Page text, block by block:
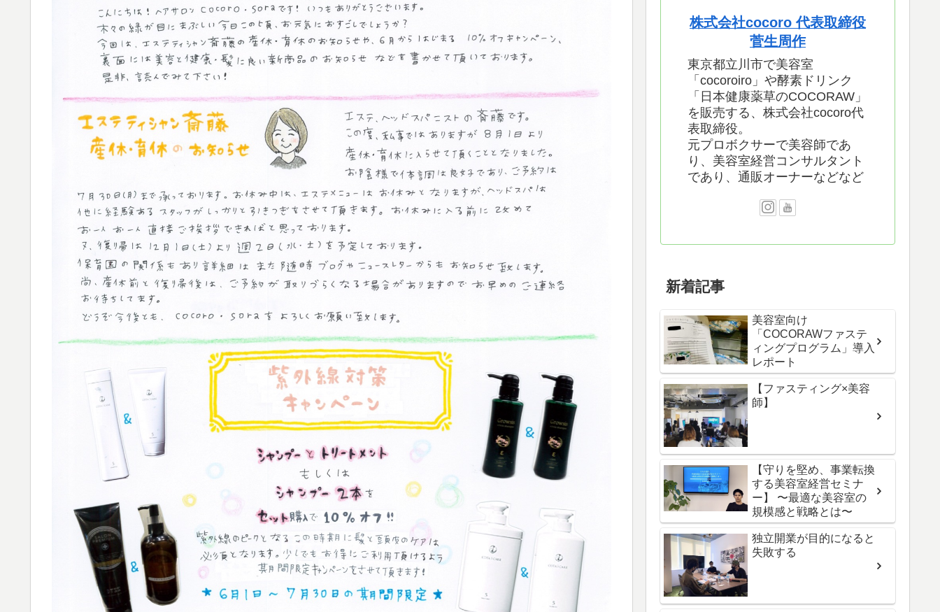
株式会社cocoro 代表取締役
菅生周作
東京都立川市で美容室
「cocoroiro」や酵素ドリンク
「日本健康薬草のCOCORAW」
を販売する、株式会社cocoro代
表取締役。
元プロボクサーで美容師であ
り、美容室経営コンサルタント
であり、通販オーナーなどなど
新着記事
美容室向け
「COCORAWファステ
ィングプログラム」導入
レポート
【ファスティング×美容
師】
【守りを堅め、事業転換
する美容室経営セミナ
ー】 〜最適な美容室の
規模感と戦略とは〜
独立開業が目的になると
失敗する